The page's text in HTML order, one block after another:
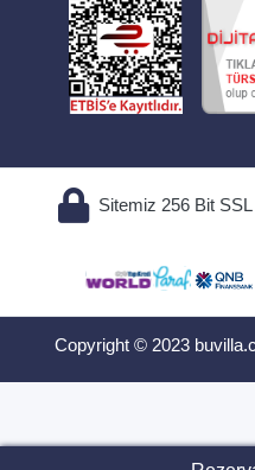
Sitemiz 256 Bit SSL
Copyright © 2023